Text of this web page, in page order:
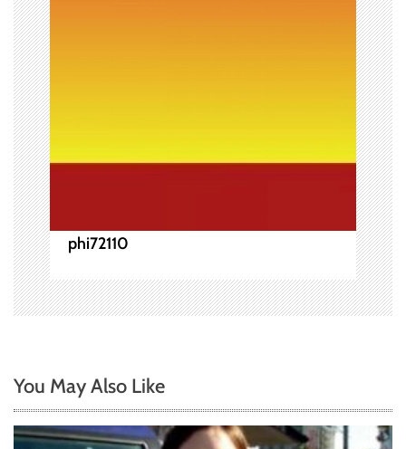
ョ
ン
phi72110
You May Also Like